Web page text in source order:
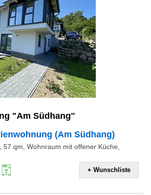
"Am Südhang"
(Am Südhang)
, 57 qm, Wohnraum mit offener Küche,
+ Wunschliste